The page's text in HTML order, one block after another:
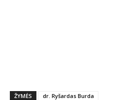
ŽYMĖS dr. Ryšardas Burda